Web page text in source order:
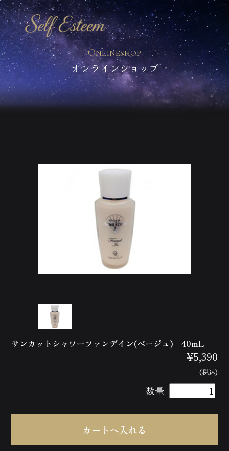
オンラインショップ
サンカットシャワーファンデイン(ベージュ) 40mL
¥5,390
(税込)
数量